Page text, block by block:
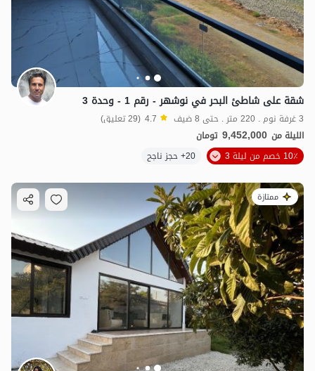
شقة على شاطئ البحر في نوشهر - رقم 1 - وحدة 3
3 غرفة نوم . 220 متر . حتى 8 ضيف 4.7 (29 تعليق)
الليلة من 9,452,000 تومان
10٪ خصم من ليلة 3
20+ حجز ناجح
ممتازة